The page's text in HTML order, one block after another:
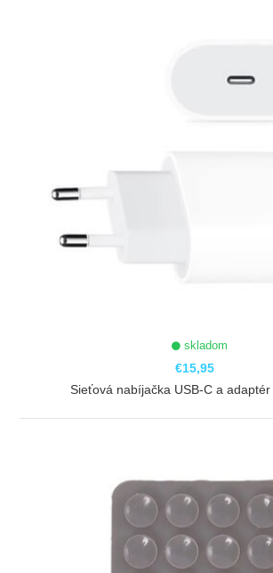
skladom
€15,95
Sieťová nabíjačka USB-C a adaptér